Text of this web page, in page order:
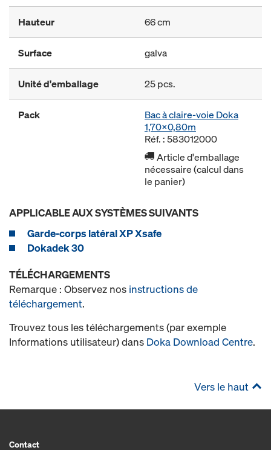
Hauteur 66 cm
Surface galva
Unité d'emballage 25 pcs.
Pack
Bac à claire-voie Doka
1,70x0,80m
Réf. : 583012000
Article d'emballage
nécessaire (calcul dans
le panier)
APPLICABLE AUX SYSTÈMES SUIVANTS
Garde-corps latéral XP Xsafe
Dokadek 30
TÉLÉCHARGEMENTS
Remarque : Observez nos instructions de
téléchargement.
Trouvez tous les téléchargements (par exemple
Informations utilisateur) dans Doka Download Centre.
Vers le haut
Contact